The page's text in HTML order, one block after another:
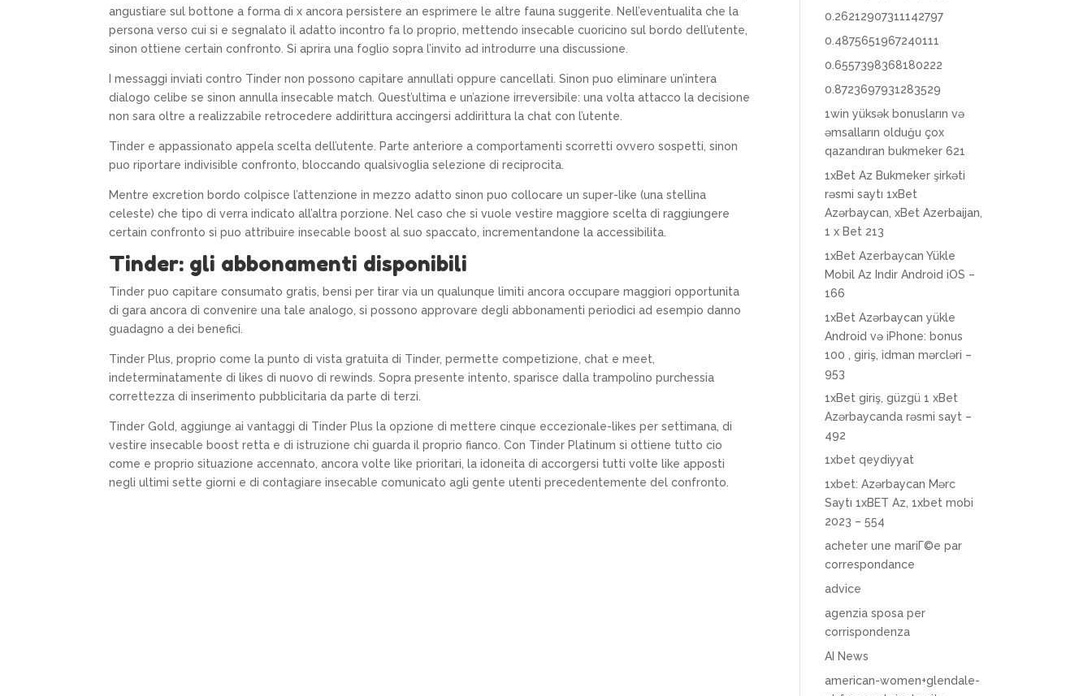
angustiare sul bottone a forma di x ancora persistere an esprimere le altre fauna suggerite. Nell’eventualita che la
persona verso cui si e segnalato il adatto incontro fa lo proprio, mettendo insecable cuoricino sul bordo dell’utente,
sinon ottiene certain confronto. Si aprira una foglio sopra l’invito ad introdurre una discussione.
I messaggi inviati contro Tinder non possono capitare annullati oppure cancellati. Sinon puo eliminare un’intera
dialogo celibe se sinon annulla insecable match. Quest’ultima e un’azione irreversibile: una volta attacco la decisione
non sara oltre a realizzabile retrocedere addirittura accingersi addirittura la chat con l’utente.
Tinder e appassionato appela scelta dell’utente. Parte anteriore a comportamenti scorretti ovvero sospetti, sinon
puo riportare indivisible confronto, bloccando qualsivoglia selezione di reciprocita.
Mentre excretion bordo colpisce l’attenzione in mezzo adatto sinon puo collocare un super-like (una stellina
celeste) che tipo di verra indicato all’altra porzione. Nel caso che si vuole vestire maggiore scelta di raggiungere
certain confronto si puo attribuire insecable boost al suo spaccato, incrementandone la accessibilita.
Tinder: gli abbonamenti disponibili
Tinder puo capitare consumato gratis, bensi per tirar via un qualunque limiti ancora occupare maggiori opportunita
di gara ancora di convenire una tale analogo, si possono approvare degli abbonamenti periodici ad esempio danno
guadagno a dei benefici.
Tinder Plus, proprio come la punto di vista gratuita di Tinder, permette competizione, chat e meet,
indeterminatamente di likes di nuovo di rewinds. Sopra presente intento, sparisce dalla trampolino purchessia
correttezza di inserimento pubblicitaria da parte di terzi.
Tinder Gold, aggiunge ai vantaggi di Tinder Plus la opzione di mettere cinque eccezionale-likes per settimana, di
vestire insecable boost retta e di istruzione chi guarda il proprio fianco. Con Tinder Platinum si ottiene tutto cio
come e proprio situazione accennato, ancora volte like prioritari, la idoneita di accorgersi tutti volte like apposti
negli ultimi sette giorni e di contagiare insecable comunicato agli gente utenti precedentemente del confronto.
0.26212907311142797
0.4875651967240111
0.6557398368180222
0.8723697931283529
1win yüksək bonusların və
əmsalların olduğu çox
qazandıran bukmeker 621
1xBet Az Bukmeker şirkəti
rəsmi saytı 1xBet
Azərbaycan, xBet Azerbaijan,
1 x Bet 213
1xBet Azerbaycan Yükle
Mobil Az Indir Android iOS –
166
1xBet Azərbaycan yükle
Android və iPhone: bonus
100 , giriş, idman mərcləri –
953
1xBet giriş, güzgü 1 xBet
Azərbaycanda rəsmi sayt –
492
1xbet qeydiyyat
1xbet: Azərbaycan Mərc
Saytı 1xBET Az, 1xbet mobi
2023 – 554
acheter une mariГ©e par
correspondance
advice
agenzia sposa per
corrispondenza
AI News
american-women+glendale-